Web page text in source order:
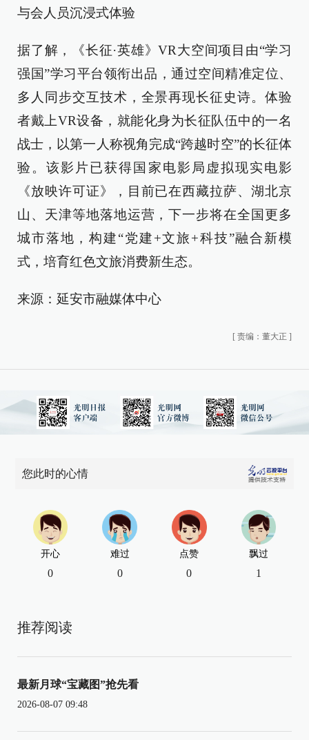
与会人员沉浸式体验
据了解，《长征·英雄》VR大空间项目由“学习
强国”学习平台领衔出品，通过空间精准定位、
多人同步交互技术，全景再现长征史诗。体验
者戴上VR设备，就能化身为长征队伍中的一名
战士，以第一人称视角完成“跨越时空”的长征体
验。该影片已获得国家电影局虚拟现实电影
《放映许可证》，目前已在西藏拉萨、湖北京
山、天津等地落地运营，下一步将在全国更多
城市落地，构建“党建+文旅+科技”融合新模
式，培育红色文旅消费新生态。
来源：延安市融媒体中心
[ 责编：董大正 ]
您此时的心情
开心
0
难过
0
点赞
0
飘过
1
推荐阅读
最新月球“宝藏图”抢先看
2026-08-07 09:48